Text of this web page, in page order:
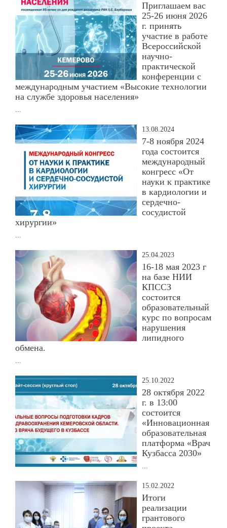
Приглашаем вас
25-26 июня 2026
г. принять
участие в работе
Всероссийской
научно-
практической
конференции с
международным участием «Высокие технологии
на службе здоровья населения»
...
13.08.2024
7-8 ноября 2024
года состоится
международный
конгресс «От
науки к практике
в кардиологии и
сердечно-
сосудистой
хирургии»
...
25.04.2023
16-18 мая 2023 г
на базе НИИ
КПССЗ
состоится
образовательный
курс по вопросам
нарушения
липидного
обмена.
...
25.10.2022
28 октября 2022
г. в 13:00
состоится
«Инновационная
образовательная
платформа «Врач
Кузбасса 2030»
...
15.02.2022
Итоги
реализации
грантового